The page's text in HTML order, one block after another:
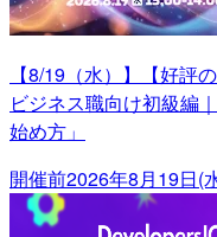
【8/19（水）】【好評
ビジネス職向け初級編
始め方」
開催前2026年8月19日(